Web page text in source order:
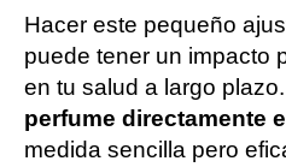
Hacer este pequeño
puede tener un impacto
en tu salud a largo plazo.
perfume directamente
medida sencilla pero